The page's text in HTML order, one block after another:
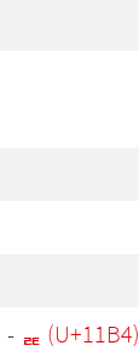
- ᆴ (U+11B4)